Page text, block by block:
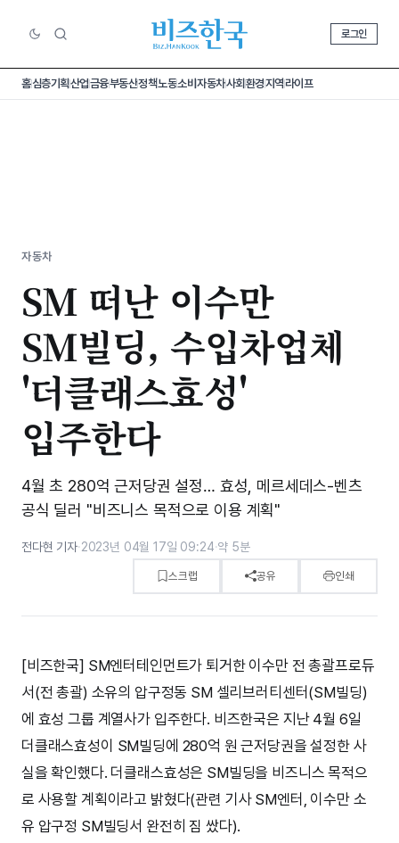
로그인
홈심층기획산업금융부동산정책노동소비 자동차사회환경지역라이프
자동차
SM 떠난 이수만
SM빌딩, 수입차업체
'더클래스효성'
입주한다
4월 초 280억 근저당권 설정… 효성, 메르세데스-벤츠
공식 딜러 "비즈니스 목적으로 이용 계획"
전다현 기자·2023년 04월 17일 09:24·약 5분
스크랩 공유 인쇄
[비즈한국] SM엔터테인먼트가 퇴거한 이수만 전 총괄프로듀
서(전 총괄) 소유의 압구정동 SM 셀리브러티센터(SM빌딩)
에 효성 그룹 계열사가 입주한다. 비즈한국은 지난 4월 6일
더클래스효성이 SM빌딩에 280억 원 근저당권을 설정한 사
실을 확인했다. 더클래스효성은 SM빌딩을 비즈니스 목적으
로 사용할 계획이라고 밝혔다(관련 기사 SM엔터, 이수만 소
유 압구정 SM빌딩서 완전히 짐 쌌다).